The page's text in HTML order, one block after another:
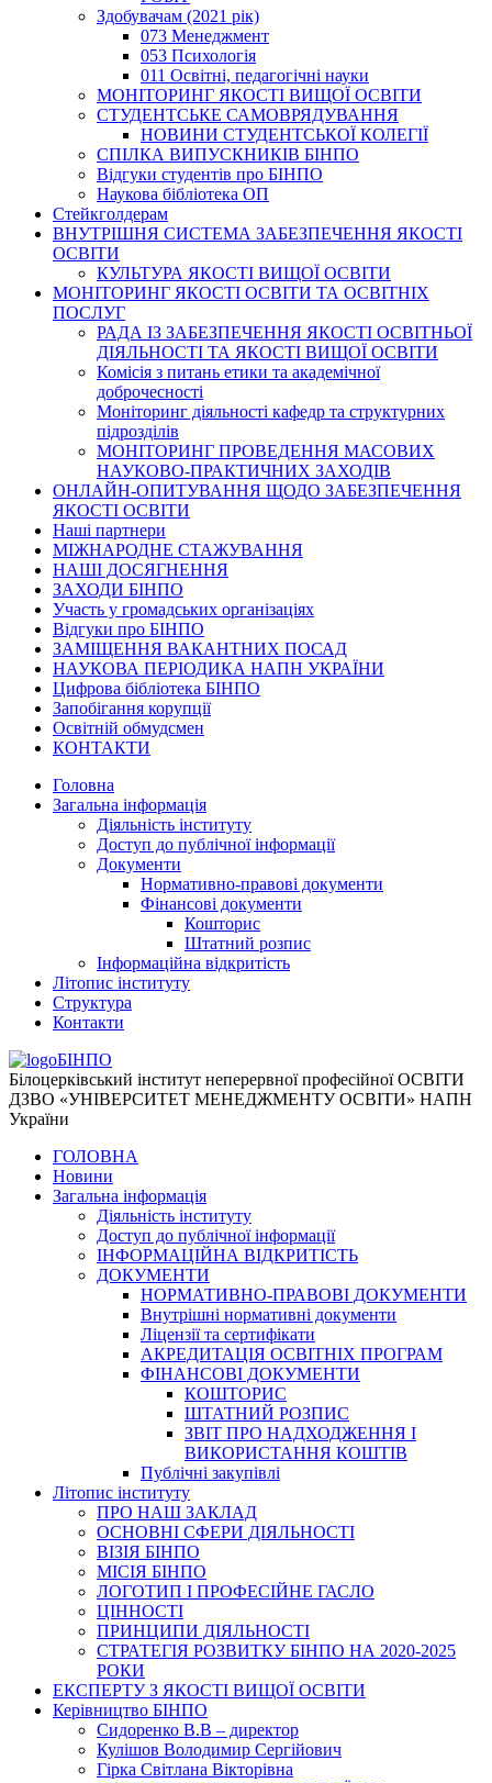
Здобувачам (2021 рік)
073 Менеджмент
053 Психологія
011 Освітні, педагогічні науки
МОНІТОРИНГ ЯКОСТІ ВИЩОЇ ОСВІТИ
СТУДЕНТСЬКЕ САМОВРЯДУВАННЯ
НОВИНИ СТУДЕНТСЬКОЇ КОЛЕГІЇ
СПІЛКА ВИПУСКНИКІВ БІНПО
Відгуки студентів про БІНПО
Наукова бібліотека ОП
Стейкголдерам
ВНУТРІШНЯ СИСТЕМА ЗАБЕЗПЕЧЕННЯ ЯКОСТІ
ОСВІТИ
КУЛЬТУРА ЯКОСТІ ВИЩОЇ ОСВІТИ
МОНІТОРИНГ ЯКОСТІ ОСВІТИ ТА ОСВІТНІХ
ПОСЛУГ
РАДА ІЗ ЗАБЕЗПЕЧЕННЯ ЯКОСТІ ОСВІТНЬОЇ
ДІЯЛЬНОСТІ ТА ЯКОСТІ ВИЩОЇ ОСВІТИ
Комісія з питань етики та академічної
доброчесності
Моніторинг діяльності кафедр та структурних
підрозділів
МОНІТОРИНГ ПРОВЕДЕННЯ МАСОВИХ
НАУКОВО-ПРАКТИЧНИХ ЗАХОДІВ
ОНЛАЙН-ОПИТУВАННЯ ЩОДО ЗАБЕЗПЕЧЕННЯ
ЯКОСТІ ОСВІТИ
Наші партнери
МІЖНАРОДНЕ СТАЖУВАННЯ
НАШІ ДОСЯГНЕННЯ
ЗАХОДИ БІНПО
Участь у громадських організаціях
Відгуки про БІНПО
ЗАМІЩЕННЯ ВАКАНТНИХ ПОСАД
НАУКОВА ПЕРІОДИКА НАПН УКРАЇНИ
Цифрова бібліотека БІНПО
Запобігання корупції
Освітній обмудсмен
КОНТАКТИ
Головна
Загальна інформація
Діяльність інституту
Доступ до публічної інформації
Документи
Нормативно-правові документи
Фінансові документи
Кошторис
Штатний розпис
Інформаційна відкритість
Літопис інституту
Структура
Контакти
БІНПО
Білоцерківський інститут неперервної професійної ОСВІТИ
ДЗВО «УНІВЕРСИТЕТ МЕНЕДЖМЕНТУ ОСВІТИ» НАПН
України
ГОЛОВНА
Новини
Загальна інформація
Діяльність інституту
Доступ до публічної інформації
ІНФОРМАЦІЙНА ВІДКРИТІСТЬ
ДОКУМЕНТИ
НОРМАТИВНО-ПРАВОВІ ДОКУМЕНТИ
Внутрішні нормативні документи
Ліцензії та сертифікати
АКРЕДИТАЦІЯ ОСВІТНІХ ПРОГРАМ
ФІНАНСОВІ ДОКУМЕНТИ
КОШТОРИС
ШТАТНИЙ РОЗПИС
ЗВІТ ПРО НАДХОДЖЕННЯ І
ВИКОРИСТАННЯ КОШТІВ
Публічні закупівлі
Літопис інституту
ПРО НАШ ЗАКЛАД
ОСНОВНІ СФЕРИ ДІЯЛЬНОСТІ
ВІЗІЯ БІНПО
МІСІЯ БІНПО
ЛОГОТИП І ПРОФЕСІЙНЕ ГАСЛО
ЦІННОСТІ
ПРИНЦИПИ ДІЯЛЬНОСТІ
СТРАТЕГІЯ РОЗВИТКУ БІНПО НА 2020-2025
РОКИ
ЕКСПЕРТУ З ЯКОСТІ ВИЩОЇ ОСВІТИ
Керівництво БІНПО
Сидоренко В.В – директор
Кулішов Володимир Сергійович
Гірка Світлана Вікторівна